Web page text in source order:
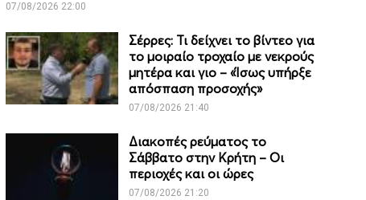
07/08/2026 22:00
Σέρρες: Τι δείχνει το βίντεο για
το μοιραίο τροχαίο με νεκρούς
μητέρα και γιο – «Ίσως υπήρξε
απόσπαση προσοχής»
07/08/2026 21:40
Διακοπές ρεύματος το
Σάββατο στην Κρήτη – Οι
περιοχές και οι ώρες
07/08/2026 21:20